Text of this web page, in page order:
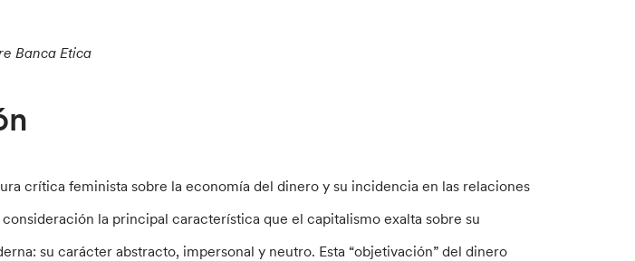
Banca Etica
crítica feminista sobre la economía del dinero y su incidencia en las relaciones
la principal característica que el capitalismo exalta sobre su
su carácter abstracto, impersonal y neutro. Esta “objetivación” del dinero